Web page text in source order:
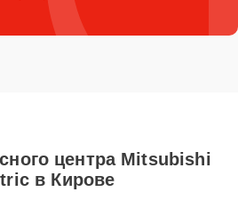
центра Mitsubishi
в Кирове